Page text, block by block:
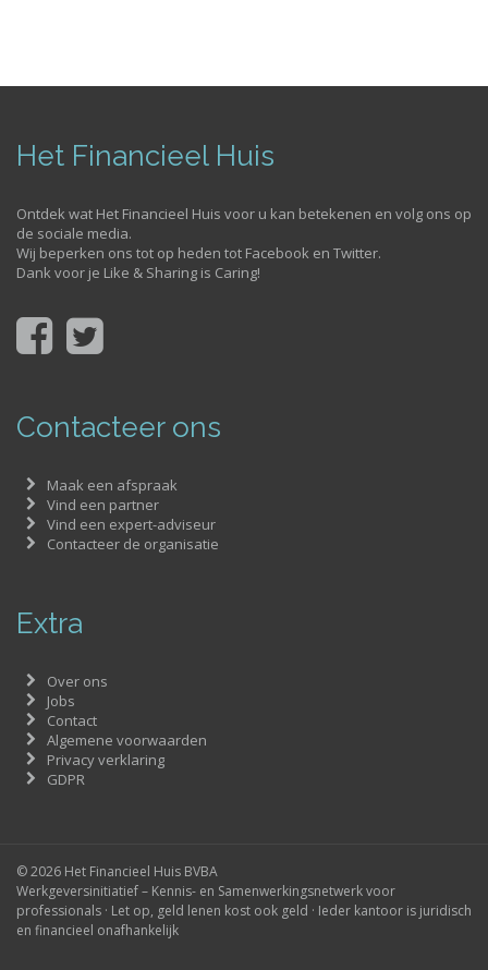
Het Financieel Huis
Ontdek wat Het Financieel Huis voor u kan betekenen en volg ons op
de sociale media.
Wij beperken ons tot op heden tot Facebook en Twitter.
Dank voor je Like & Sharing is Caring!
Contacteer ons
Maak een afspraak
Vind een partner
Vind een expert-adviseur
Contacteer de organisatie
Extra
Over ons
Jobs
Contact
Algemene voorwaarden
Privacy verklaring
GDPR
© 2026 Het Financieel Huis BVBA
Werkgeversinitiatief – Kennis- en Samenwerkingsnetwerk voor
professionals · Let op, geld lenen kost ook geld · Ieder kantoor is juridisch
en financieel onafhankelijk